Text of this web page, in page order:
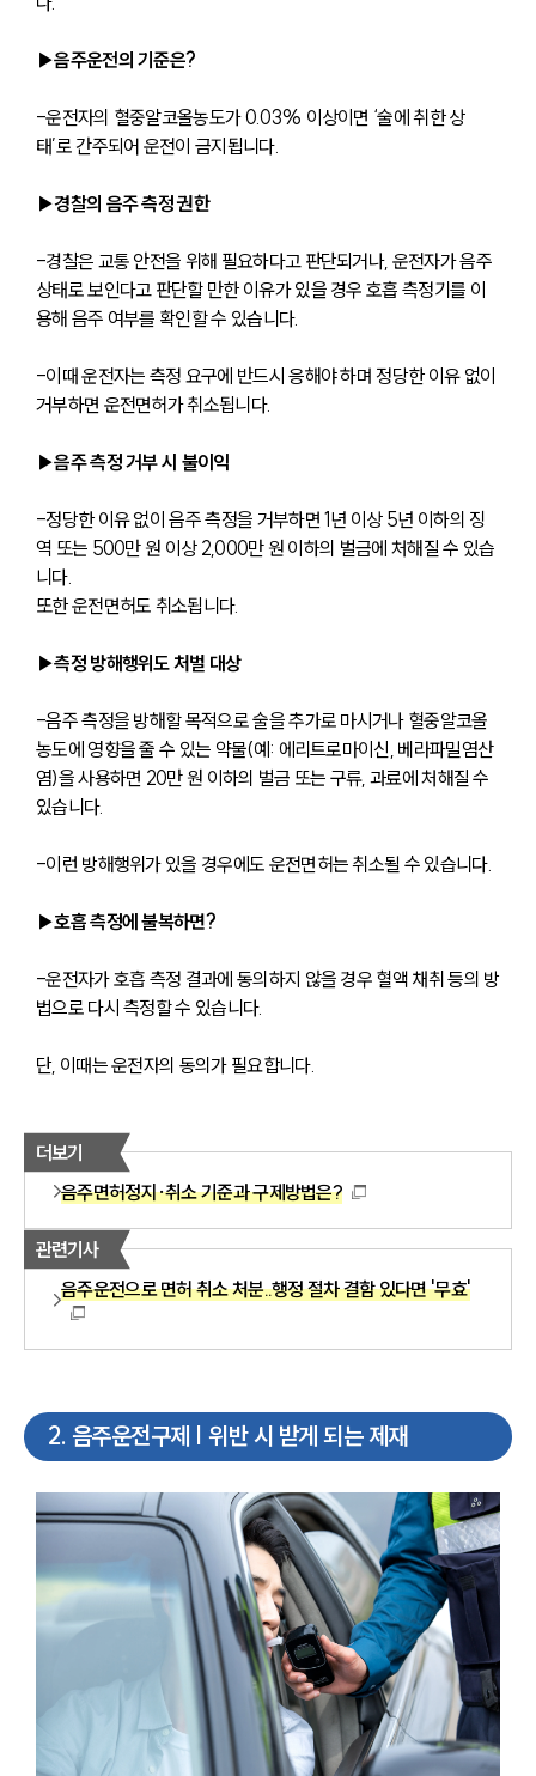
▶음주운전의 기준은?
-운전자의 혈중알코올농도가 0.03% 이상이면 ‘술에 취한 상
태’로 간주되어 운전이 금지됩니다.
▶경찰의 음주 측정 권한
-경찰은 교통 안전을 위해 필요하다고 판단되거나, 운전자가 음주
상태로 보인다고 판단할 만한 이유가 있을 경우 호흡 측정기를 이
용해 음주 여부를 확인할 수 있습니다.
-이때 운전자는 측정 요구에 반드시 응해야 하며 정당한 이유 없이
거부하면 운전면허가 취소됩니다.
▶음주 측정 거부 시 불이익
-정당한 이유 없이 음주 측정을 거부하면 1년 이상 5년 이하의 징
역 또는 500만 원 이상 2,000만 원 이하의 벌금에 처해질 수 있습
니다.
또한 운전면허도 취소됩니다.
▶측정 방해행위도 처벌 대상
-음주 측정을 방해할 목적으로 술을 추가로 마시거나 혈중알코올
농도에 영향을 줄 수 있는 약물(예: 에리트로마이신, 베라파밀염산
염)을 사용하면 20만 원 이하의 벌금 또는 구류, 과료에 처해질 수
있습니다.
-이런 방해행위가 있을 경우에도 운전면허는 취소될 수 있습니다.
▶호흡 측정에 불복하면?
-운전자가 호흡 측정 결과에 동의하지 않을 경우 혈액 채취 등의 방
법으로 다시 측정할 수 있습니다.
단, 이때는 운전자의 동의가 필요합니다.
더보기
음주면허정지·취소 기준과 구제방법은?
관련기사
음주운전으로 면허 취소 처분..행정 절차 결함 있다면 '무효'
2. 음주운전구제 | 위반 시 받게 되는 제재